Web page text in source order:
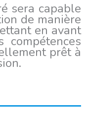
sera capable
de manière
en avant
compétences
prêt à